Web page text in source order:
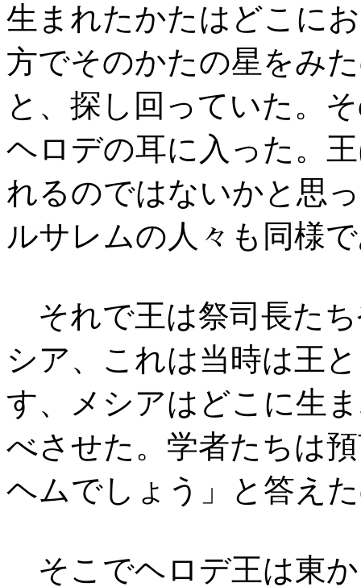
生まれたかたはどこに
方でそのかたの星をみ
と、探し回っていた。
ヘロデの耳に入った。
れるのではないかと思
ルサレムの人々も同様
それで王は祭司長た
シア、これは当時は王
す、メシアはどこに生
べさせた。学者たちは
ヘムでしょう」と答え
そこでヘロデ王は東